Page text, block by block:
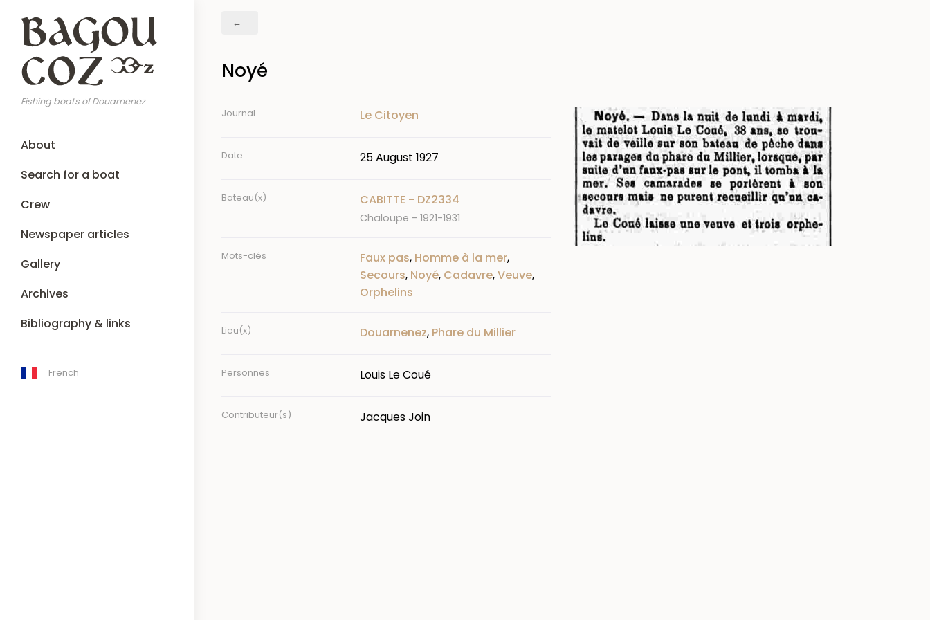
main
content
Fishing boats of Douarnenez
MainAbout
Search for a boat
Crew
Newspaper articles
Gallery
Archives
Bibliography & links
French
Breadcrumb
Noyé
Journal Le Citoyen
Date 25 August 1927
Bateau(x) CABITTE - DZ2334
Chaloupe - 1921-1931
Mots-clés Faux pas, Homme à la mer,
Secours, Noyé, Cadavre,Veuve,
Orphelins
Lieu(x) Douarnenez, Phare du Millier
Personnes Louis Le Coué
Contributeur(s) Jacques Join
Image